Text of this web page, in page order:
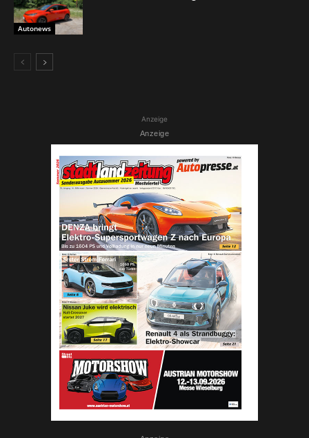
Autonews
Anzeige
Anzeige